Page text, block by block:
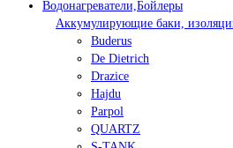
Водонагреватели,Бойлеры
Аккумулирующие баки,
Buderus
De Dietrich
Drazice
Hajdu
Parpol
QUARTZ